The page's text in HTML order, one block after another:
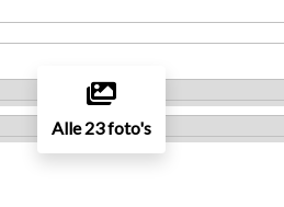
Alle 23 foto's